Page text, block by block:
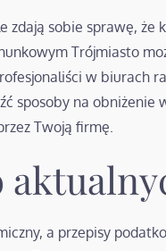
zdają sobie sprawę,
Trójmiasto
w biurach
sposoby na obniżenie
Twoją firmę.
a przepisy